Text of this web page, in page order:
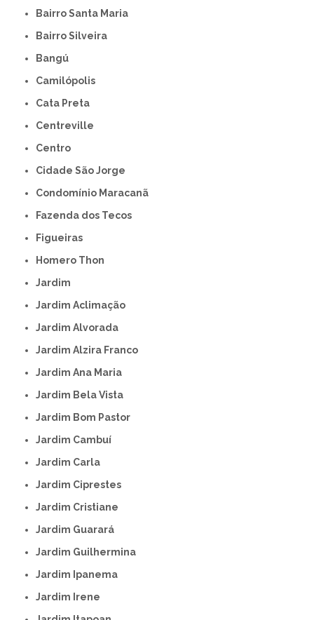
Bairro Santa Maria
Bairro Silveira
Bangú
Camilópolis
Cata Preta
Centreville
Centro
Cidade São Jorge
Condomínio Maracanã
Fazenda dos Tecos
Figueiras
Homero Thon
Jardim
Jardim Aclimação
Jardim Alvorada
Jardim Alzira Franco
Jardim Ana Maria
Jardim Bela Vista
Jardim Bom Pastor
Jardim Cambuí
Jardim Carla
Jardim Ciprestes
Jardim Cristiane
Jardim Guarará
Jardim Guilhermina
Jardim Ipanema
Jardim Irene